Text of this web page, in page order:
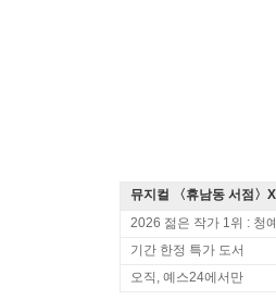
2026 젊은 작가 1위 : 청예
기간 한정 특가 도서
오직, 예스24에서만